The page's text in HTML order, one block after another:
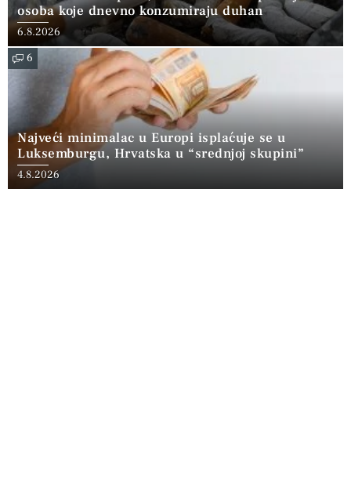
osoba koje dnevno konzumiraju duhan
6.8.2026
6
Najveći minimalac u Europi isplaćuje se u
Luksemburgu, Hrvatska u “srednjoj skupini”
4.8.2026